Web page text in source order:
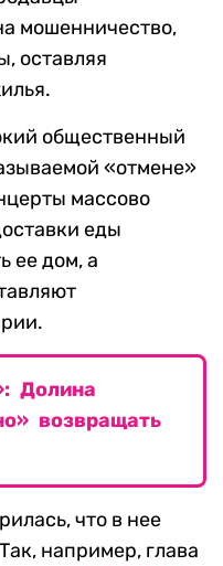
мошенничество,
оставляя
общественный
«отмене»
массово
еды
ее дом, а
Долина
возвращать
что в нее
например, глава